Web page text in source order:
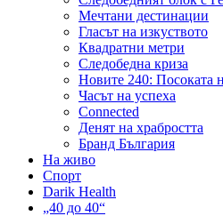
Мечтани дестинации
Гласът на изкуството
Квадратни метри
Следобедна криза
Новите 240: Посоката
Часът на успеха
Connected
Денят на храбростта
Бранд България
На живо
Спорт
Darik Health
„40 до 40“